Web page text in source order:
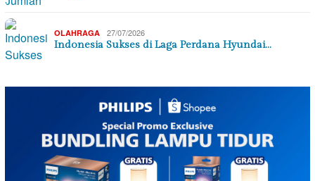
OLAHRAGA 27/07/2026
Indonesia Sukses di Laga Perdana Hyundai…